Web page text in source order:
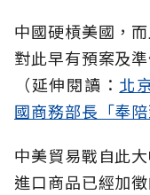
中國硬槓美國，
對此早有預案及
（延伸閱讀： 北
國商務部長「奉陪
中美貿易戰自此
進口商品已經加